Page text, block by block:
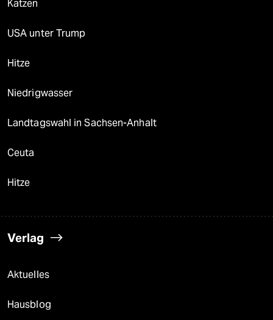
Katzen
USA unter Trump
Hitze
Niedrigwasser
Landtagswahl in Sachsen-Anhalt
Ceuta
Hitze
Verlag
Aktuelles
Hausblog